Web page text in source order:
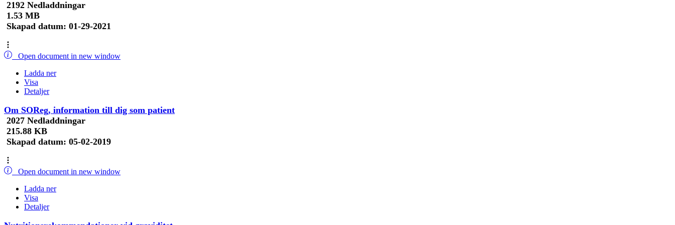
2192 Nedladdningar
1.53 MB
Skapad datum: 01-29-2021
Open document in new window
Ladda ner
Visa
Detaljer
Om SOReg, information till dig som patient
2027 Nedladdningar
215.88 KB
Skapad datum: 05-02-2019
Open document in new window
Ladda ner
Visa
Detaljer